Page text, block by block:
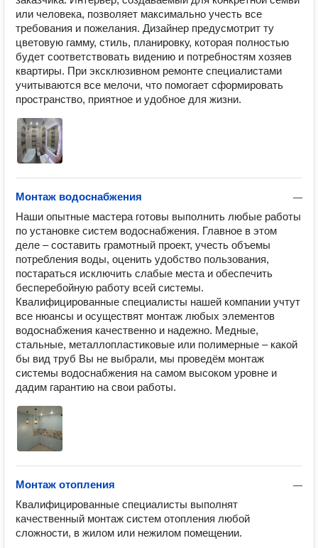
или человека, позволяет максимально учесть все
требования и пожелания. Дизайнер предусмотрит ту
цветовую гамму, стиль, планировку, которая полностью
будет соответствовать видению и потребностям хозяев
квартиры. При эксклюзивном ремонте специалистами
учитываются все мелочи, что помогает сформировать
пространство, приятное и удобное для жизни.
—
Монтаж водоснабжения
Наши опытные мастера готовы выполнить любые работы
по установке систем водоснабжения. Главное в этом
деле – составить грамотный проект, учесть объемы
потребления воды, оценить удобство пользования,
постараться исключить слабые места и обеспечить
бесперебойную работу всей системы.
Квалифицированные специалисты нашей компании учтут
все нюансы и осуществят монтаж любых элементов
водоснабжения качественно и надежно. Медные,
стальные, металлопластиковые или полимерные – какой
бы вид труб Вы не выбрали, мы проведём монтаж
системы водоснабжения на самом высоком уровне и
дадим гарантию на свои работы.
—
Монтаж отопления
Квалифицированные специалисты выполнят
качественный монтаж систем отопления любой
сложности, в жилом или нежилом помещении.